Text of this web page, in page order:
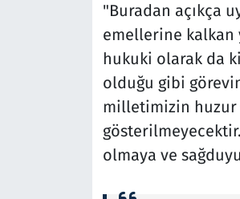
"Buradan açıkça
emellerine kalkan
hukuki olarak da
olduğu gibi
milletimizin
olmaya ve